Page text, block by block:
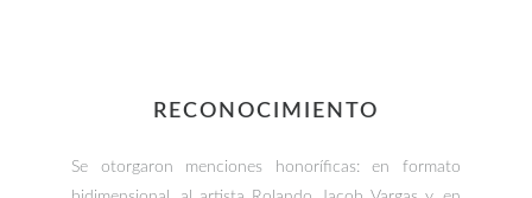
RECONOCIMIENTO
Se otorgaron menciones honoríficas: en formato